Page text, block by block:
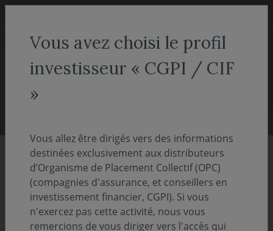
Aller au menu
Aller au contenu
COVEA FINANCE Nous connaître Nos rapports 2025
Nos rapports 2025
pour comprendre notre vision,
notre stratégie et nos actions
Vous avez choisi le profil
investisseur « CGPI / CIF
»
Vous allez être dirigés vers des informations
destinées exclusivement aux distributeurs
d’Organisme de Placement Collectif (OPC)
(compagnies d'assurance, et conseillers en
investissement financier, CGPI). Si vous
n'exercez pas cette activité, nous vous
remercions de vous diriger vers l'accès qui